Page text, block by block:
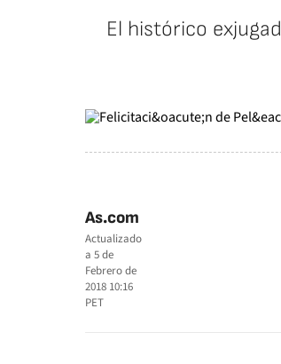
El histórico
As.com
Actualizado
a 5 de
Febrero de
2018 10:16
PET